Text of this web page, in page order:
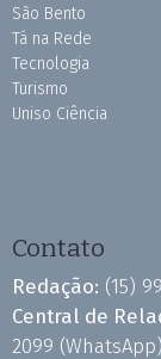
São Bento
Tá na Rede
Tecnologia
Turismo
Uniso Ciência
Contato
Redação: (15)
Central de
2099 (WhatsApp)